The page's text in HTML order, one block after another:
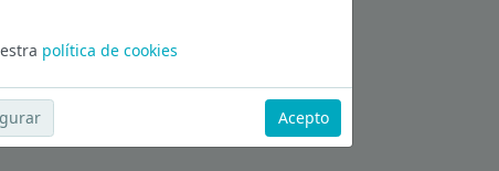
política de cookies
Acepto